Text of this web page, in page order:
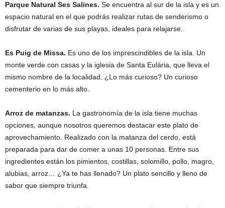
Parque Natural Ses Salines. Se encuentra al sur de la isla y es un
espacio natural en el que podrás realizar rutas de senderismo o
disfrutar de varias de sus playas, ideales para relajarse.
Es Puig de Missa. Es uno de los imprescindibles de la isla. Un
monte verde con casas y la iglesia de Santa Eulària, que lleva el
mismo nombre de la localidad. ¿Lo más curioso? Un curioso
cementerio en lo más alto.
Arroz de matanzas. La gastronomía de la isla tiene muchas
opciones, aunque nosotros queremos destacar este plato de
aprovechamiento. Realizado con la matanza del cerdo, está
preparada para dar de comer a unas 10 personas. Entre sus
ingredientes están los pimientos, costillas, solomillo, pollo, magro,
alubias, arroz… ¿Ya te has llenado? Un plato sencillo y lleno de
sabor que siempre triunfa.